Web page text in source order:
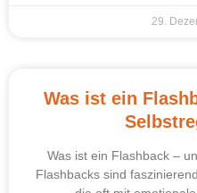
29.
Was ist ein
Was ist ein Flashback –
Flashbacks sind